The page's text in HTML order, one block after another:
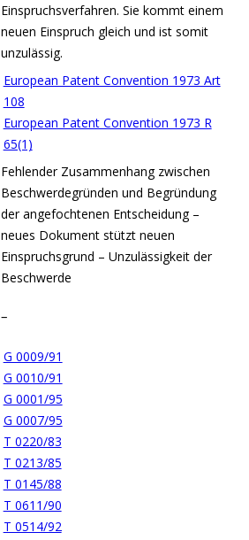
Einspruchsverfahren. Sie kommt einem
neuen Einspruch gleich und ist somit
unzulässig.
European Patent Convention 1973 Art
108
European Patent Convention 1973 R
65(1)
Fehlender Zusammenhang zwischen
Beschwerdegründen und Begründung
der angefochtenen Entscheidung –
neues Dokument stützt neuen
Einspruchsgrund – Unzulässigkeit der
Beschwerde
–
G 0009/91
G 0010/91
G 0001/95
G 0007/95
T 0220/83
T 0213/85
T 0145/88
T 0611/90
T 0514/92